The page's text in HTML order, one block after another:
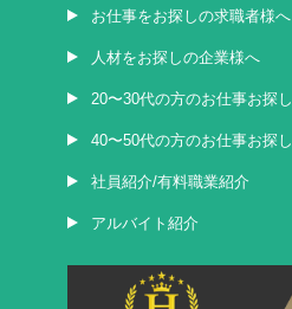
お仕事をお探しの求職者様へ
人材をお探しの企業様へ
20〜30代の方のお仕事お探し
40〜50代の方のお仕事お探し
社員紹介/有料職業紹介
アルバイト紹介